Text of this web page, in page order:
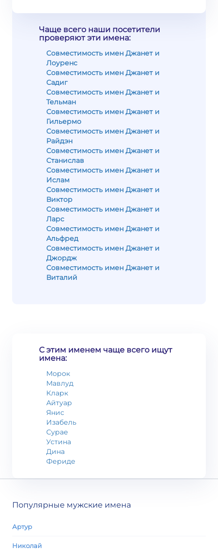
Чаще всего наши посетители
проверяют эти имена:
Совместимость имен Джанет и
Лоуренс
Совместимость имен Джанет и
Садиг
Совместимость имен Джанет и
Тельман
Совместимость имен Джанет и
Гильермо
Совместимость имен Джанет и
Райдэн
Совместимость имен Джанет и
Станислав
Совместимость имен Джанет и
Ислам
Совместимость имен Джанет и
Виктор
Совместимость имен Джанет и
Ларс
Совместимость имен Джанет и
Альфред
Совместимость имен Джанет и
Джордж
Совместимость имен Джанет и
Виталий
С этим именем чаще всего ищут
имена:
Морок
Мавлуд
Кларк
Айтуар
Янис
Изабель
Сурае
Устина
Дина
Фериде
Популярные мужские имена
Артур
Николай